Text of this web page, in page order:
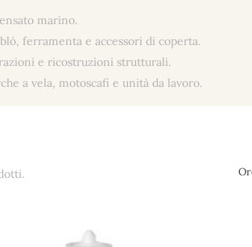
marino.
ferramenta e accessori di coperta.
e ricostruzioni strutturali.
a vela, motoscafi e unità da lavoro.